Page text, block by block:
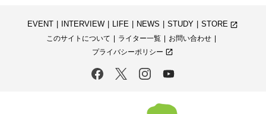
EVENT INTERVIEW LIFE NEWS STUDY STORE launch
このサイトについて
ライター一覧
お問い合わせ
プライバシーポリシー launch